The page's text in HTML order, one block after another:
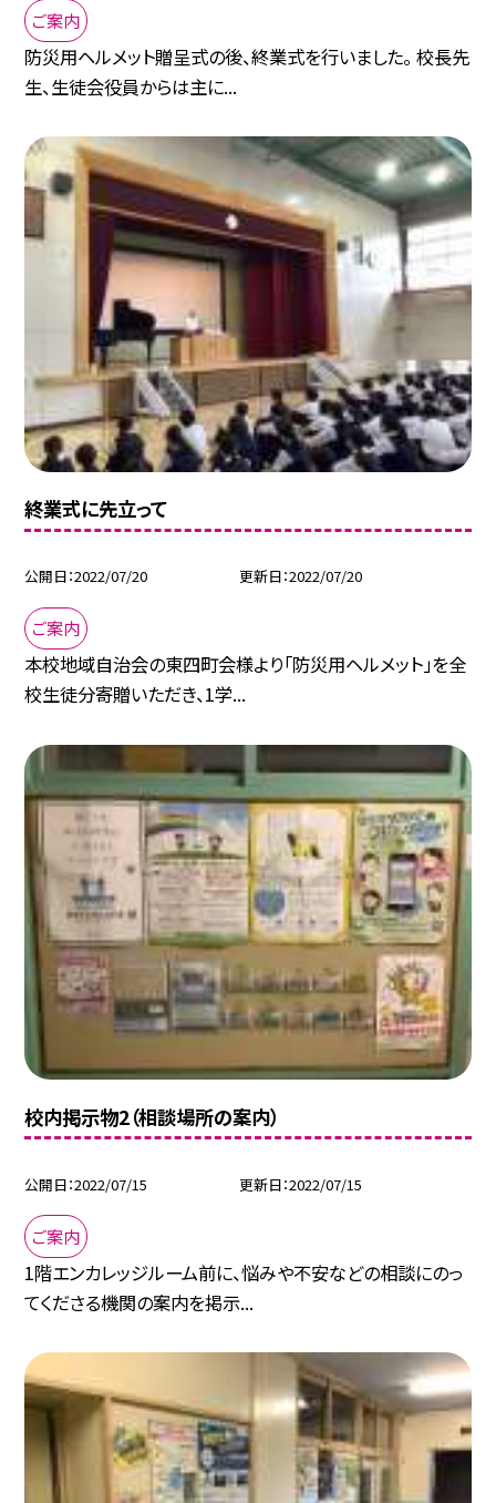
ご案内
防災用ヘルメット贈呈式の後、終業式を行いました。 校長先
生、生徒会役員からは主に...
終業式に先立って
公開日 2022/07/20 更新日 2022/07/20
ご案内
本校地域自治会の東四町会様より「防災用ヘルメット」を全
校生徒分寄贈いただき、1学...
校内掲示物2（相談場所の案内）
公開日 2022/07/15 更新日 2022/07/15
ご案内
1階エンカレッジルーム前に、悩みや不安などの相談にのっ
てくださる機関の案内を掲示...